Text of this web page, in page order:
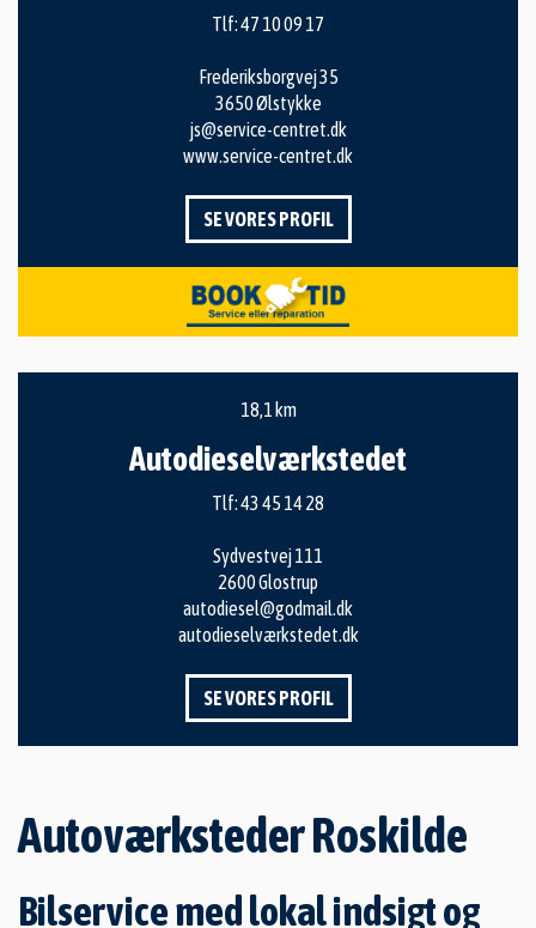
Tlf:47 10 09 17
Frederiksborgvej 35
3650 Ølstykke
js@service-centret.dk
www.service-centret.dk
SE VORES PROFIL
18,1 km
Autodieselværkstedet
Tlf:43 45 14 28
Sydvestvej 111
2600 Glostrup
autodiesel@godmail.dk
autodieselværkstedet.dk
SE VORES PROFIL
Autoværksteder Roskilde
Bilservice med lokal indsigt og